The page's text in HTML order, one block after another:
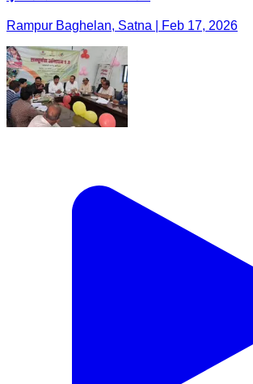
Rampur Baghelan, Satna | Feb 17, 2026